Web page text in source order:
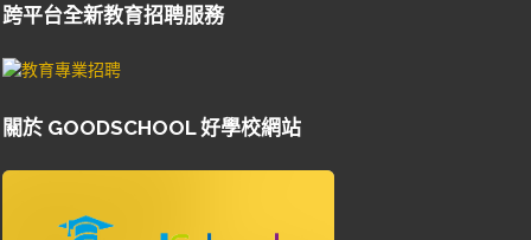
跨平台全新教育招聘服務
關於 GOODSCHOOL 好學校網站